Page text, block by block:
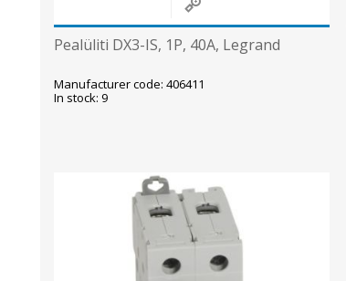
Pealüliti DX3-IS, 1P, 40A, Legrand
Manufacturer code: 406411
In stock: 9